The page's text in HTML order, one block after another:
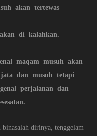
akan tertewas
di kalahkan.
maqam musuh akan
dan musuh tetapi
perjalanan dan
binasalah dirinya, tenggelam